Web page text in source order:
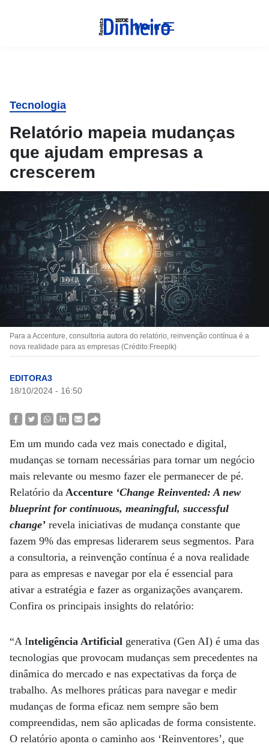
Menu
Tecnologia
Relatório mapeia mudanças
que ajudam empresas a
crescerem
Para a Accenture, consultoria autora do relatório, reinvenção contínua é a
nova realidade para as empresas (Crédito:Freepik)
EDITORA3
18/10/2024 - 16:50
Em um mundo cada vez mais conectado e digital,
mudanças se tornam necessárias para tornar um negócio
mais relevante ou mesmo fazer ele permanecer de pé.
Relatório da Accenture ‘Change Reinvented: A new
blueprint for continuous, meaningful, successful
change’ revela iniciativas de mudança constante que
fazem 9% das empresas liderarem seus segmentos. Para
a consultoria, a reinvenção contínua é a nova realidade
para as empresas e navegar por ela é essencial para
ativar a estratégia e fazer as organizações avançarem.
Confira os principais insights do relatório:
“A Inteligência Artificial generativa (Gen AI) é uma das
tecnologias que provocam mudanças sem precedentes na
dinâmica do mercado e nas expectativas da força de
trabalho. As melhores práticas para navegar e medir
mudanças de forma eficaz nem sempre são bem
compreendidas, nem são aplicadas de forma consistente.
O relatório aponta o caminho aos ‘Reinventores’, que